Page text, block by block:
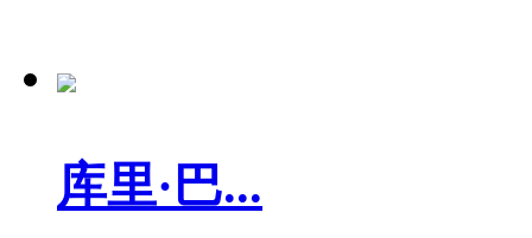
库里·巴...